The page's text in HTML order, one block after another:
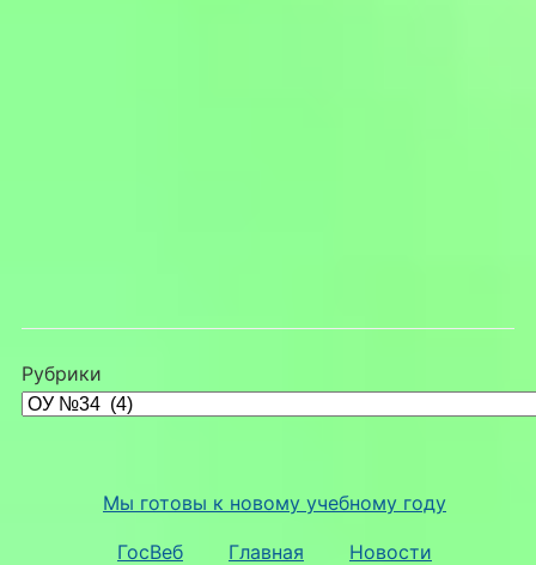
Рубрики
Мы готовы к новому учебному году
ГосВеб Главная Новости